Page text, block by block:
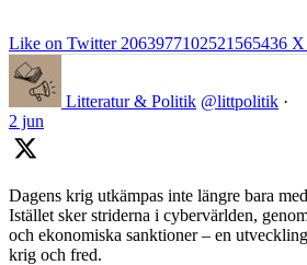
Like on Twitter 2063977102521565436 X
Litteratur & Politik @littpolitik ·
2 jun
Dagens krig utkämpas inte längre bara
Istället sker striderna i cybervärlden,
och ekonomiska sanktioner – en
krig och fred.